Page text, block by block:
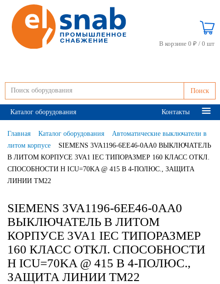
Поиск
В корзине 0 ₽ / 0 шт
Каталог оборудования Контакты
Главная Каталог оборудования
Автоматические выключатели в
литом корпусе
SIEMENS 3VA1196-6EE46-0AA0 ВЫКЛЮЧАТЕЛЬ
В ЛИТОМ КОРПУСЕ 3VA1 IEC ТИПОРАЗМЕР 160 КЛАСС ОТКЛ.
СПОСОБНОСТИ H ICU=70KA @ 415 В 4-ПОЛЮС., ЗАЩИТА
ЛИНИИ TM22
SIEMENS 3VA1196-6EE46-0AA0
ВЫКЛЮЧАТЕЛЬ В ЛИТОМ
КОРПУСЕ 3VA1 IEC ТИПОРАЗМЕР
160 КЛАСС ОТКЛ. СПОСОБНОСТИ
H ICU=70KA @ 415 В 4-ПОЛЮС.,
ЗАЩИТА ЛИНИИ TM22